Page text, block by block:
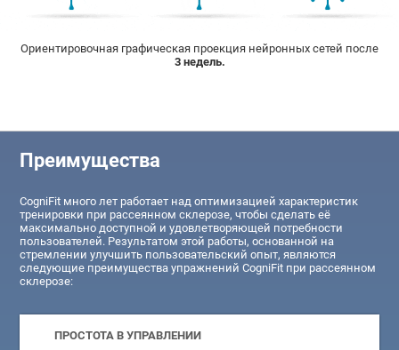
Ориентировочная графическая проекция нейронных сетей после
3 недель.
Преимущества
CogniFit много лет работает над оптимизацией характеристик
тренировки при рассеянном склерозе, чтобы сделать её
максимально доступной и удовлетворяющей потребности
пользователей. Результатом этой работы, основанной на
стремлении улучшить пользовательский опыт, являются
следующие преимущества упражнений CogniFit при рассеянном
склерозе:
ПРОСТОТА В УПРАВЛЕНИИ